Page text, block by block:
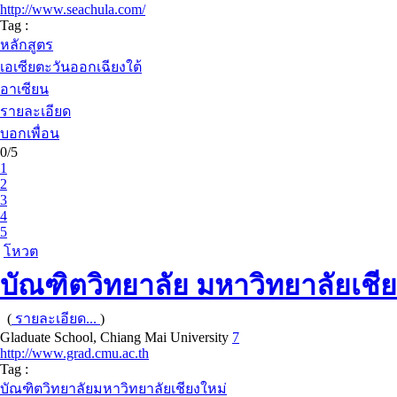
http://www.seachula.com/
Tag :
หลักสูตร
เอเซียตะวันออกเฉียงใต้
อาเซียน
รายละเอียด
บอกเพื่อน
0/5
1
2
3
4
5
โหวต
บัณฑิตวิทยาลัย มหาวิทยาลัยเชี
( รายละเอียด... )
Gladuate School, Chiang Mai University 7
http://www.grad.cmu.ac.th
Tag :
บัณฑิตวิทยาลัยมหาวิทยาลัยเชียงใหม่